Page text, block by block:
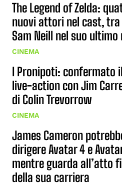
The Legend of Zelda:
nuovi attori nel cast,
Sam Neill nel suo ultimo
CINEMA
I Pronipoti: confermato
live-action con Jim
di Colin Trevorrow
CINEMA
James Cameron
dirigere Avatar 4 e
mentre guarda all’atto
della sua carriera